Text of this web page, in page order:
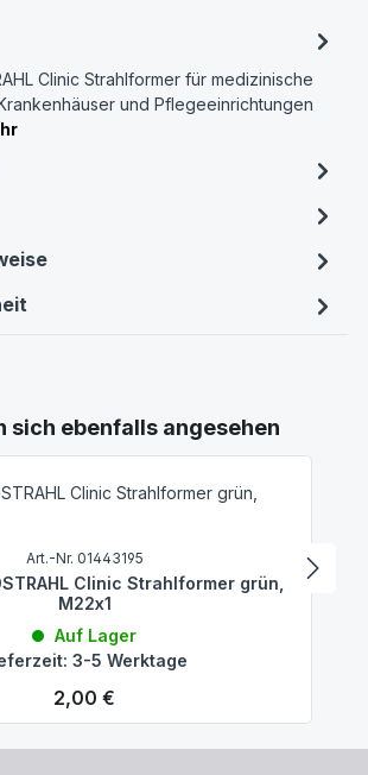
Clinic Strahlformer für medizinische
und Pflegeeinrichtungen
sich ebenfalls angesehen
Art.-Nr. 01443195
Clinic Strahlformer grün,
M22x1
Auf Lager
3-5 Werktage
Regulärer Preis:
2,00 €